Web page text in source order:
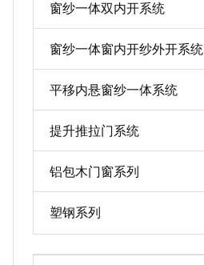
窗纱一体双内开系统
窗纱一体窗内开纱外开系统
平移内悬窗纱一体系统
提升推拉门系统
铝包木门窗系列
塑钢系列